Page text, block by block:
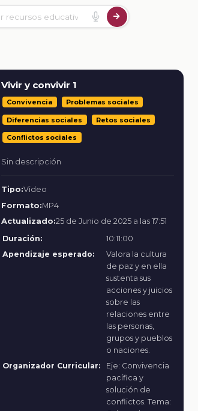
Vivir y convivir 1
Convivencia Problemas sociales
Diferencias sociales Retos sociales
Conflictos sociales
Sin descripción
Tipo:Video
Formato:MP4
Actualizado:25 de Junio de 2025 a las 17:51
Duración:
10:11:00
Apendizaje esperado:
Valora la cultura
de paz y en ella
sustenta sus
acciones y juicios
sobre las
relaciones entre
las personas,
grupos y pueblos
o naciones.
Organizador Curricular:
Eje: Convivencia
pacífica y
solución de
conflictos. Tema: